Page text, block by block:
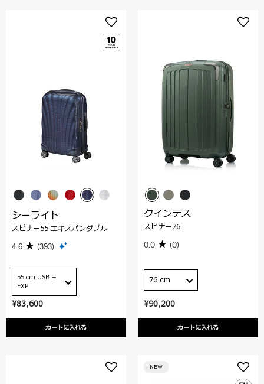
¥83,600
カートに入れる
シーライト
スピナー55 エキスパンダブル
4.6 (393)
55 cm USB +
EXP
¥90,200
カートに入れる
クインテス
スピナー76
0.0 (0)
76 cm
NEW